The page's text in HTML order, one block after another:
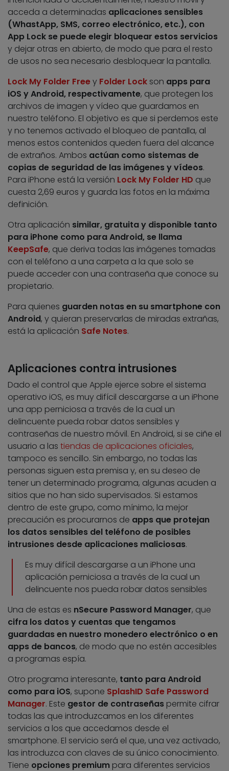
acceda a determinadas aplicaciones sensibles
(WhastApp, SMS, correo electrónico, etc.), con
App Lock se puede elegir bloquear estos servicios
y dejar otras en abierto, de modo que para el resto
de usos no sea necesario desbloquear la pantalla.
Lock My Folder Freey Folder Lock son apps para
iOS y Android, respectivamente, que protegen los
archivos de imagen y vídeo que guardamos en
nuestro teléfono. El objetivo es que si perdemos este
y no tenemos activado el bloqueo de pantalla, al
menos estos contenidos queden fuera del alcance
de extraños. Ambos actúan como sistemas de
copias de seguridad de las imágenes y vídeos.
Para iPhone está la versión Lock My Folder HD que
cuesta 2,69 euros y guarda las fotos en la máxima
definición.
Otra aplicación similar, gratuita y disponible tanto
para iPhone como para Android, se llama
KeepSafe, que deriva todas las imágenes tomadas
con el teléfono a una carpeta a la que solo se
puede acceder con una contraseña que conoce su
propietario.
Para quienes guarden notas en su smartphone con
Android, y quieran preservarlas de miradas extrañas,
está la aplicación Safe Notes.
Aplicaciones contra intrusiones
Dado el control que Apple ejerce sobre el sistema
operativo iOS, es muy difícil descargarse a un iPhone
una app perniciosa a través de la cual un
delincuente pueda robar datos sensibles y
contraseñas de nuestro móvil. En Android, si se ciñe el
usuario a las tiendas de aplicaciones oficiales,
tampoco es sencillo. Sin embargo, no todas las
personas siguen esta premisa y, en su deseo de
tener un determinado programa, algunas acuden a
sitios que no han sido supervisados. Si estamos
dentro de este grupo, como mínimo, la mejor
precaución es procurarnos de apps que protejan
los datos sensibles del teléfono de posibles
intrusiones desde aplicaciones maliciosas.
Es muy difícil descargarse a un iPhone una
aplicación perniciosa a través de la cual un
delincuente nos pueda robar datos sensibles
Una de estas es nSecure Password Manager, que
cifra los datos y cuentas que tengamos
guardadas en nuestro monedero electrónico o en
apps de bancos, de modo que no estén accesibles
a programas espía.
Otro programa interesante, tanto para Android
como para iOS, supone SplashID Safe Password
Manager. Este gestor de contraseñas permite cifrar
todas las que introduzcamos en los diferentes
servicios a los que accedamos desde el
smartphone. El servicio será el que, una vez activado,
las introduzca con claves de su único conocimiento.
Tiene opciones premium para diferentes servicios